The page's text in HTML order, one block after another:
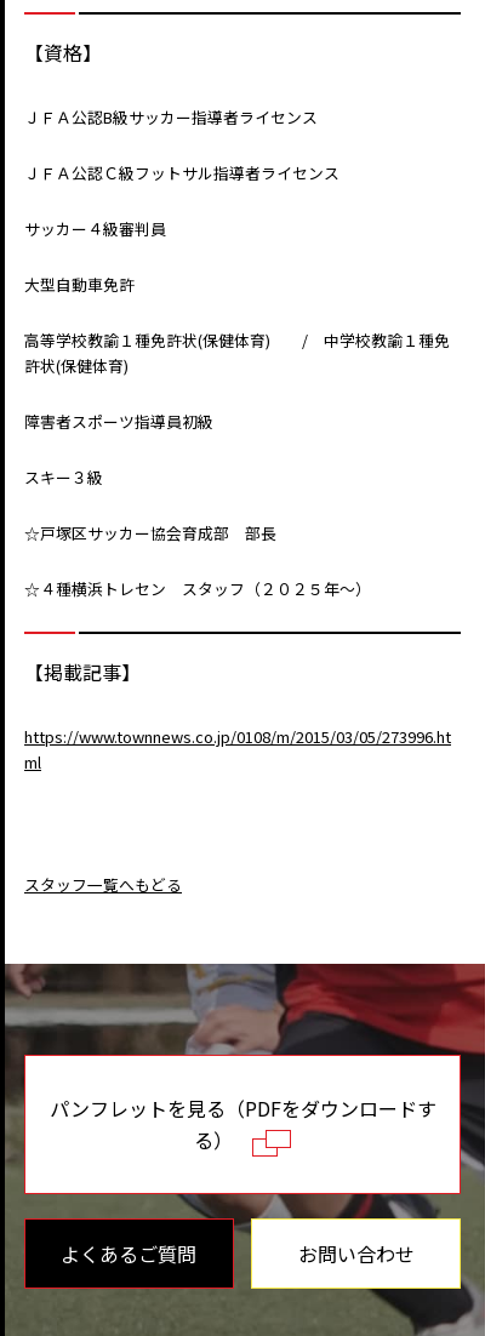
【資格】
ＪＦＡ公認B級サッカー指導者ライセンス
ＪＦＡ公認Ｃ級フットサル指導者ライセンス
サッカー４級審判員
大型自動車免許
高等学校教諭１種免許状(保健体育) / 中学校教諭１種免
許状(保健体育)
障害者スポーツ指導員初級
スキー３級
☆戸塚区サッカー協会育成部 部長
☆４種横浜トレセン スタッフ（２０２５年～）
【掲載記事】
https://www.townnews.co.jp/0108/m/2015/03/05/273996.ht
ml
スタッフ一覧へもどる
パンフレットを見る（PDFをダウンロードす
る）
よくあるご質問 お問い合わせ